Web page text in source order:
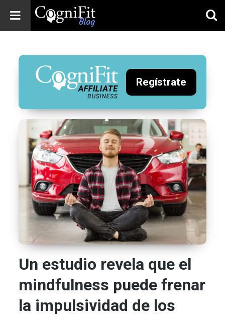
Blog: Brain
Health
News
Brain Training,
Mental Health, and
Wellness
Regístrate
Un estudio revela que el
mindfulness puede frenar
la impulsividad de los